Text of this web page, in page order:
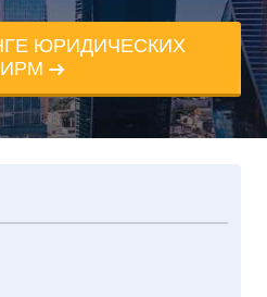
ЮРИДИЧЕСКИХ